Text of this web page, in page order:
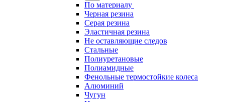
По материалу
Черная резина
Серая резина
Эластичная резина
Не оставляющие следов
Стальные
Полиуретановые
Полиамидные
Фенольные термостойкие колеса
Алюминий
Чугун